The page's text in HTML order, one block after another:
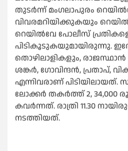
തുടര്‍ന്ന് മംഗലാപുരം
വിവരമറിയിക്കുകയും
റെയില്‍വേ പോലീസ്
പിടികൂടുകയുമായിരുന്നു.
തൊഴിലാളികളും,
ശങ്കര്‍, ഗോവിന്ദന്‍, പ്രതാപ്,
എന്നിവരാണ് പിടിയിലായത്.
ലോക്കര്‍ തകര്‍ത്ത് 2,
കവര്‍ന്നത്. രാത്രി 11.30
നടത്തിയത്.